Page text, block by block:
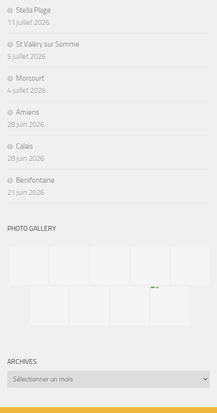
Stella Plage
11 juillet 2026
St Valéry sur Somme
5 juillet 2026
Morcourt
4 juillet 2026
Amiens
28 juin 2026
Calais
28 juin 2026
Benifontaine
21 juin 2026
PHOTO GALLERY
ARCHIVES
Archives